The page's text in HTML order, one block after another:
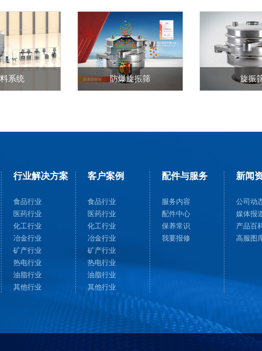
系统 防爆旋振筛 旋振
行业解决方案
食品行业
医药行业
化工行业
冶金行业
矿产行业
热电行业
油脂行业
其他行业
客户案例
食品行业
医药行业
化工行业
冶金行业
矿产行业
热电行业
油脂行业
其他行业
配件与服务
服务内容
配件中心
保养常识
我要报修
新闻
公司动
媒体报
产品百
高服图